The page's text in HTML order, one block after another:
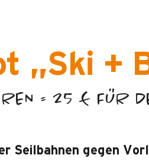
„Ski +
= 25 € FÜR
Seilbahnen gegen